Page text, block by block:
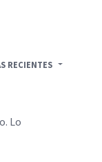
RECIENTES
Lo